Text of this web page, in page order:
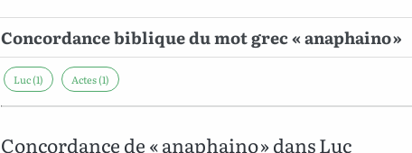
Concordance biblique du mot grec « anaphaino »
Luc (1) Actes (1)
Concordance de « anaphaino » dans Luc